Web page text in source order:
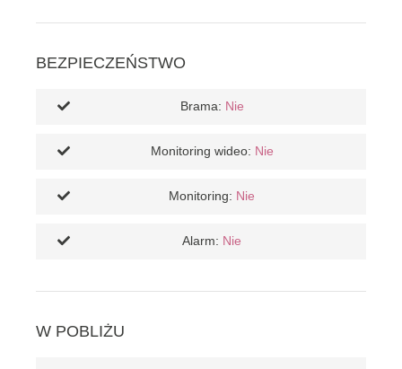
BEZPIECZEŃSTWO
Brama: Nie
Monitoring wideo: Nie
Monitoring: Nie
Alarm: Nie
W POBLIŻU